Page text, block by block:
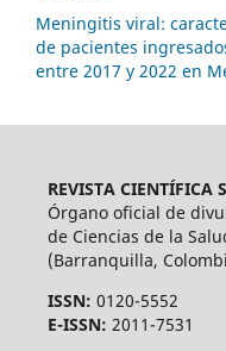
Meningitis viral:
de pacientes
entre 2017 y 2022 en
REVISTA CIENTÍFICA
Órgano oficial de
de Ciencias de la
(Barranquilla,
ISSN: 0120-5552
E-ISSN: 2011-7531